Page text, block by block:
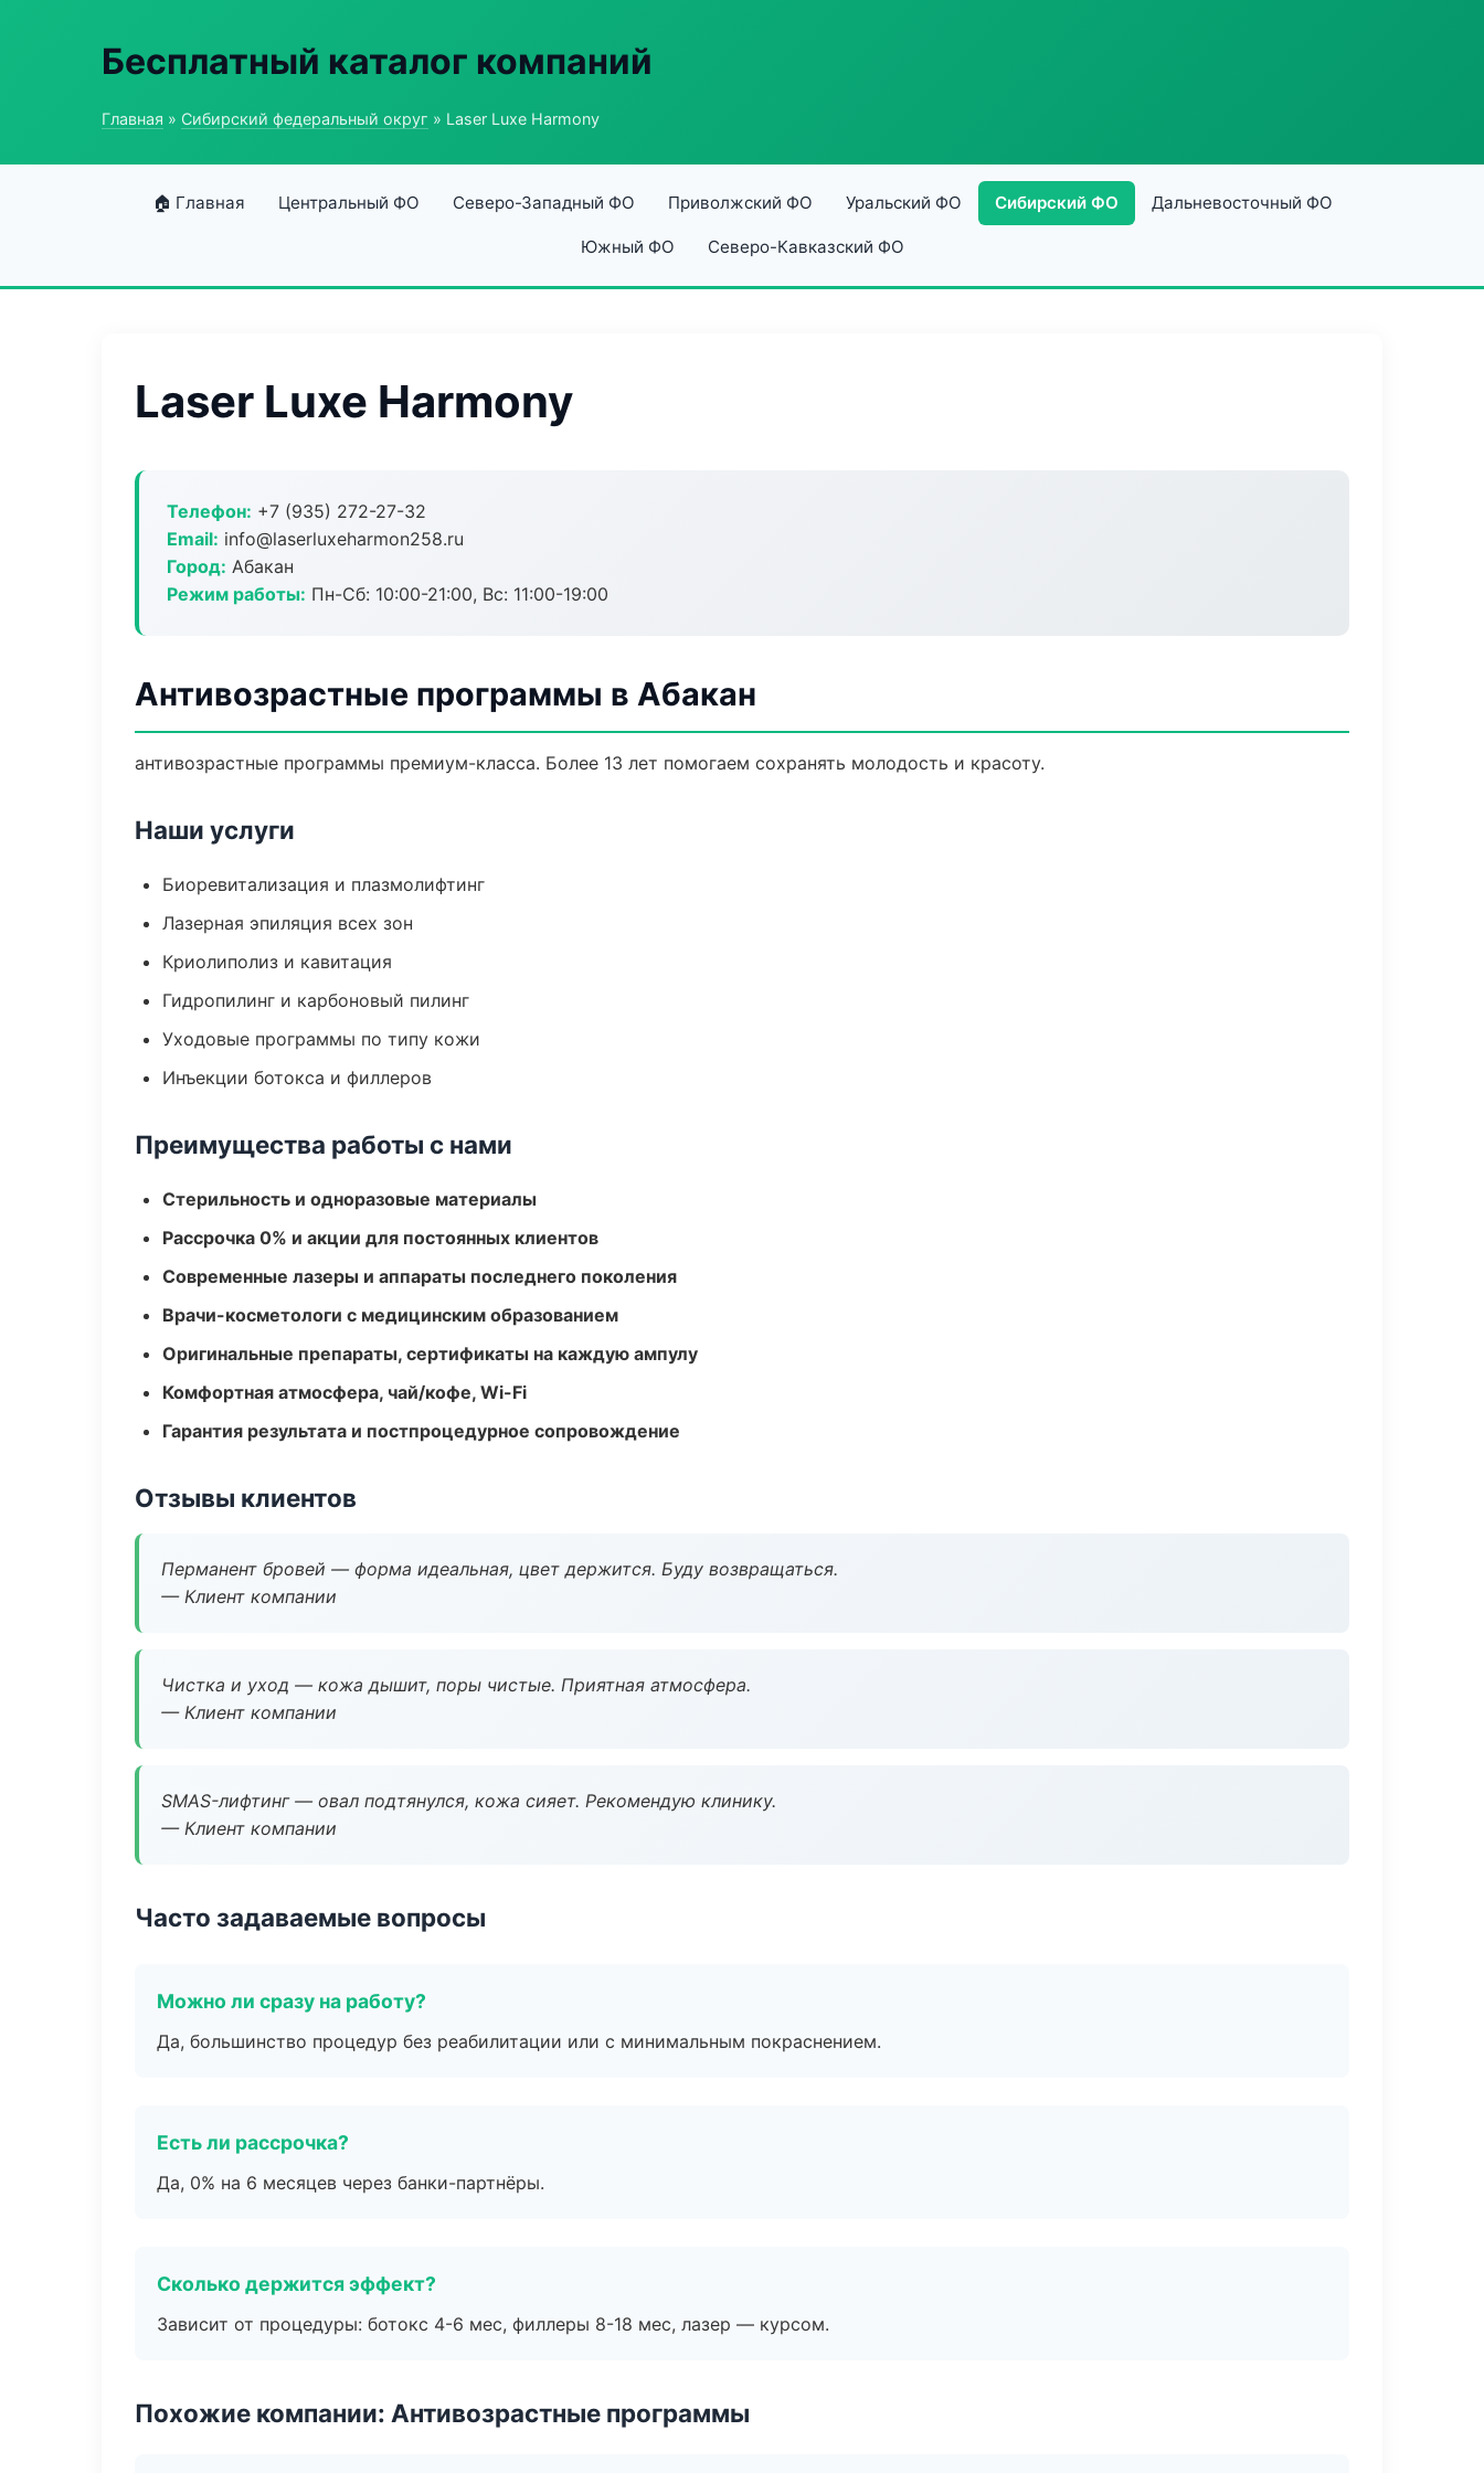
Бесплатный каталог компаний
Главная » Сибирский федеральный округ » Laser Luxe Harmony
🏠 Главная Центральный ФО Северо-Западный ФО Приволжский ФО Уральский ФО Сибирский ФО Дальневосточный ФО
Южный ФО Северо-Кавказский ФО
Laser Luxe Harmony
Телефон: +7 (935) 272-27-32
Email: info@laserluxeharmon258.ru
Город: Абакан
Режим работы: Пн-Сб: 10:00-21:00, Вс: 11:00-19:00
Антивозрастные программы в Абакан
антивозрастные программы премиум-класса. Более 13 лет помогаем сохранять молодость и красоту.
Наши услуги
Биоревитализация и плазмолифтинг
Лазерная эпиляция всех зон
Криолиполиз и кавитация
Гидропилинг и карбоновый пилинг
Уходовые программы по типу кожи
Инъекции ботокса и филлеров
Преимущества работы с нами
Стерильность и одноразовые материалы
Рассрочка 0% и акции для постоянных клиентов
Современные лазеры и аппараты последнего поколения
Врачи-косметологи с медицинским образованием
Оригинальные препараты, сертификаты на каждую ампулу
Комфортная атмосфера, чай/кофе, Wi-Fi
Гарантия результата и постпроцедурное сопровождение
Отзывы клиентов
Перманент бровей — форма идеальная, цвет держится. Буду возвращаться.
— Клиент компании
Чистка и уход — кожа дышит, поры чистые. Приятная атмосфера.
— Клиент компании
SMAS-лифтинг — овал подтянулся, кожа сияет. Рекомендую клинику.
— Клиент компании
Часто задаваемые вопросы
Можно ли сразу на работу?
Да, большинство процедур без реабилитации или с минимальным покраснением.
Есть ли рассрочка?
Да, 0% на 6 месяцев через банки-партнёры.
Сколько держится эффект?
Зависит от процедуры: ботокс 4-6 мес, филлеры 8-18 мес, лазер — курсом.
Похожие компании: Антивозрастные программы